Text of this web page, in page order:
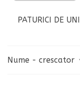
PATURICI DE
Nume - crescator